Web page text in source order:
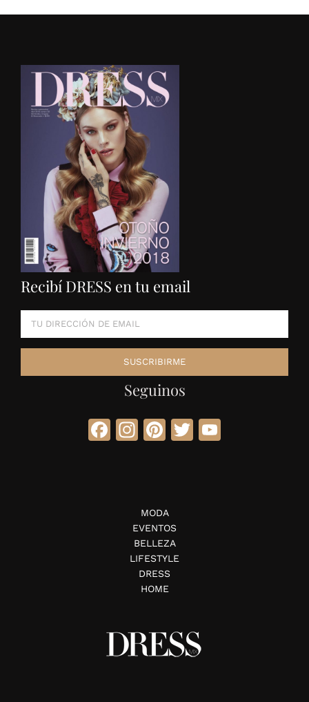
Recibí DRESS en tu email
Seguinos
Facebook
Instagram
Pinterest
Twitter
MODA
EVENTOS
BELLEZA
LIFESTYLE
DRESS
HOME